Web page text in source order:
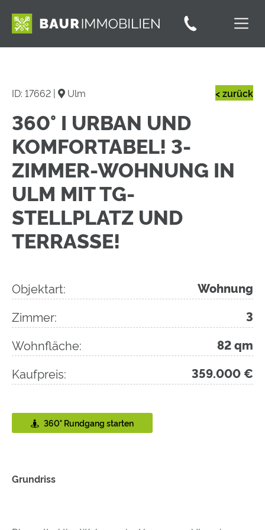
< zurück
ID: 17662 | Ulm
360° I URBAN UND
KOMFORTABEL! 3-
ZIMMER-WOHNUNG IN
ULM MIT TG-
STELLPLATZ UND
TERRASSE!
Objektart: Wohnung
Zimmer: 3
Wohnfläche: 82 qm
Kaufpreis: 359.000 €
360° Rundgang starten
Grundriss